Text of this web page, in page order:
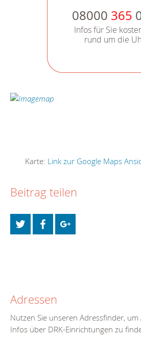
08000 365
Infos für Sie
rund um die
Karte: Link zur Google Maps
Beitrag teilen
Adressen
Nutzen Sie unseren Adressfinder,
Infos über DRK-Einrichtungen zu